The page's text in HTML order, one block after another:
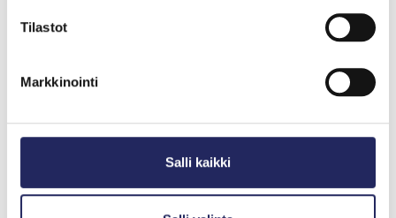
Tilastot
Markkinointi
Salli kaikki
Haluatko pysyä
kartalla Itämeren
tilasta?
Tilaa uutiskirjeemme ja kuulet ensimmäisenä
Itämeri-aiheisista tapahtumista, säätiön